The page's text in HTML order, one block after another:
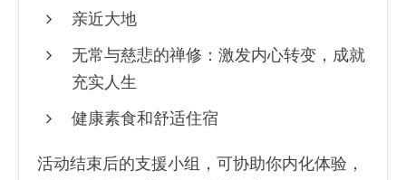
亲近大地
无常与慈悲的禅修：激发内心转变，成就
充实人生
健康素食和舒适住宿
活动结束后的支援小组，可协助你内化体验，